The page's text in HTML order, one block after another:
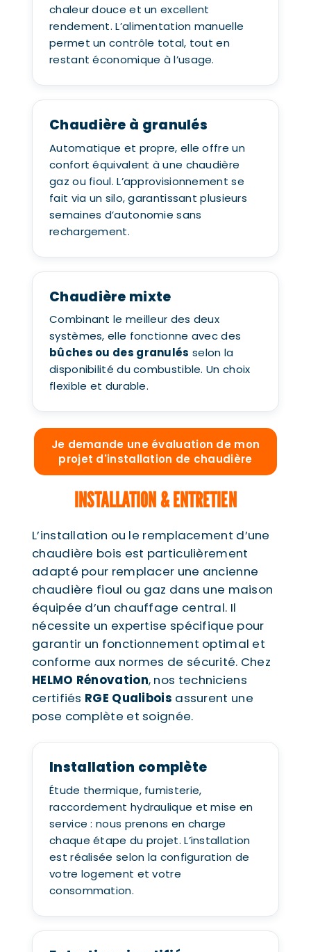
chaleur douce et un excellent
rendement. L’alimentation manuelle
permet un contrôle total, tout en
restant économique à l’usage.
Chaudière à granulés
Automatique et propre, elle offre un
confort équivalent à une chaudière
gaz ou fioul. L’approvisionnement se
fait via un silo, garantissant plusieurs
semaines d’autonomie sans
rechargement.
Chaudière mixte
Combinant le meilleur des deux
systèmes, elle fonctionne avec des
bûches ou des granulés selon la
disponibilité du combustible. Un choix
flexible et durable.
Je demande une évaluation de mon
projet d'installation de chaudière
INSTALLATION & ENTRETIEN
L’installation ou le remplacement d’une
chaudière bois est particulièrement
adapté pour remplacer une ancienne
chaudière fioul ou gaz dans une maison
équipée d’un chauffage central. Il
nécessite un expertise spécifique pour
garantir un fonctionnement optimal et
conforme aux normes de sécurité. Chez
HELMO Rénovation, nos techniciens
certifiés RGE Qualibois assurent une
pose complète et soignée.
Installation complète
Étude thermique, fumisterie,
raccordement hydraulique et mise en
service : nous prenons en charge
chaque étape du projet. L’installation
est réalisée selon la configuration de
votre logement et votre
consommation.